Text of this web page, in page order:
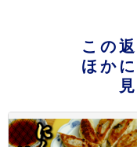
この
ほか